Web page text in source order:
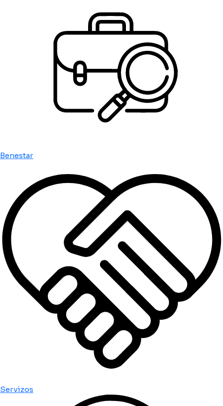
Benestar
Servizos